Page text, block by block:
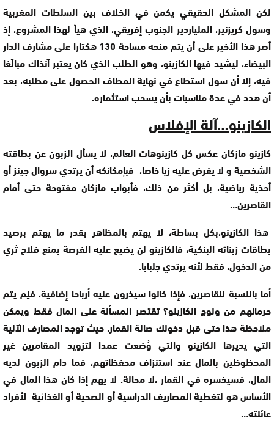
لكن المشكل الحقيقي يكمن في الخلاف بين السلطات المغربية
وسول كريزنير، الملياردير الجنوب إفريقي، الذي هيأ لهذا المشروع، إذ
أصر هذا الأخير على أن يتم منحه مساحة 130 هكتارا على مشارف الدار
البيضاء، ليشيد فيها الكازينو، وهو الطلب الذي كان يعتبر آنذاك مبالَغا
فيه، إلا أن سول استطاع في نهاية المطاف الحصول على مطلبه، بعد
أن هدد في عدة مناسبات بأن يسحب استثماره.
الكازينو…آلة الإفلاس
كازينو مازكان عكس كل كازينوهات العالم، لا يسأل الزبون عن بطاقته
الشخصية و لا يفرض عليه زيا خاصا، فبإمكانكه أن يرتدي سروال جينز أو
أحذية رياضية، بل أكثر من ذلك، فأبواب مازكان مفتوحة حتى أمام
القاصرين…
هذا الكازينو،بكل بساطة، لا يهتم بالمظاهر بقدر ما يهتم برصيد
بطاقات زبنائه البنكية، فالكازينو لن يضيع عليه الفرصة بمنع فلاح ثري
من الدخول، فقط لأنه يرتدي جلبابا.
أما بالنسبة للقاصرين، فإذا كانوا سيذرون عليه أرباحا إضافية، فلِمَ يتم
حرمانهم من ولوج الكازينو؟ تقتصر المسألة على المال فقط ويمكن
ملاحظة هذا حتى قبل دخولك صالة القمار. حيث توجد المصارف الآلية
التي يديرها الكازينو والتي وُضعت عمدا لتزويد المقامرين غير
المحظوظين بالمال عند استنزاف محفظاتهم، فما دام الزبون لديه
المال، فسيخسره في القمار ،لا محالة. لا يهم إذا كان هذا المال في
الأساس هو لتغطية المصاريف الدراسية أو الصحية أو الغذائية لأفراد
عائلته…